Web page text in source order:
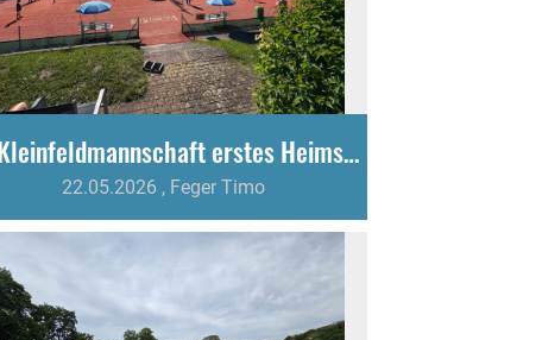
U9-Kleinfeldmannschaft erstes Heimspiel der Saison
22.05.2026 , Feger Timo